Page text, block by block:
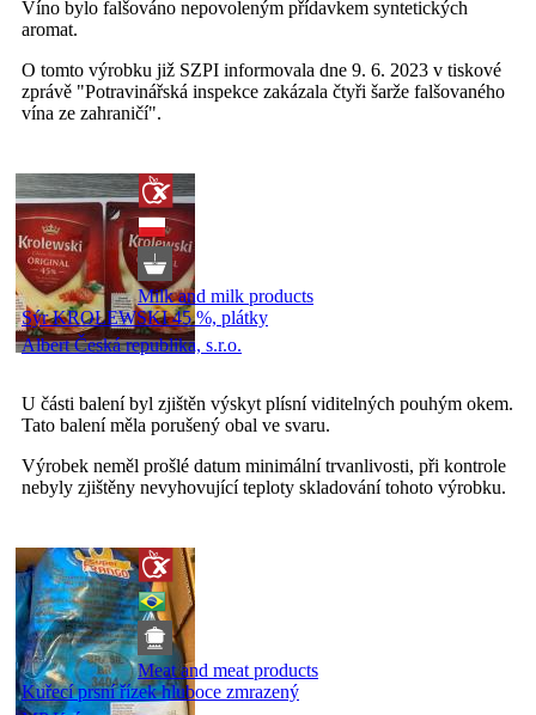
Víno bylo falšováno nepovoleným přídavkem syntetických
aromat.
O tomto výrobku již SZPI informovala dne 9. 6. 2023 v tiskové
zprávě "Potravinářská inspekce zakázala čtyři šarže falšovaného
vína ze zahraničí".
Milk and milk products
Sýr KROLEWSKI 45 %, plátky
Albert Česká republika, s.r.o.
U části balení byl zjištěn výskyt plísní viditelných pouhým okem.
Tato balení měla porušený obal ve svaru.
Výrobek neměl prošlé datum minimální trvanlivosti, při kontrole
nebyly zjištěny nevyhovující teploty skladování tohoto výrobku.
Meat and meat products
Kuřecí prsní řízek hluboce zmrazený